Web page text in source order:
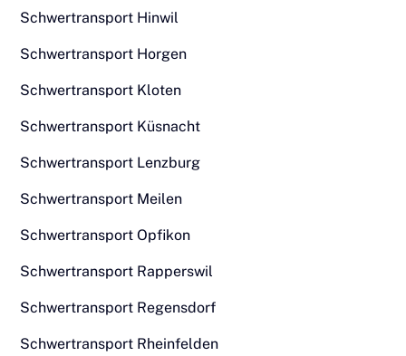
Schwertransport Hinwil
Schwertransport Horgen
Schwertransport Kloten
Schwertransport Küsnacht
Schwertransport Lenzburg
Schwertransport Meilen
Schwertransport Opfikon
Schwertransport Rapperswil
Schwertransport Regensdorf
Schwertransport Rheinfelden